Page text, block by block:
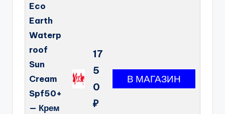
Eco
Earth
Waterp
roof
Sun
Cream
Spf50+
— Крем
17
5
0
₽